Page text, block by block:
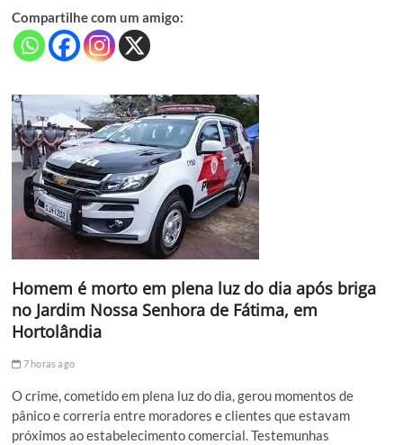
Compartilhe com um amigo:
Homem é morto em plena luz do dia após briga
no Jardim Nossa Senhora de Fátima, em
Hortolândia
7 horas ago
O crime, cometido em plena luz do dia, gerou momentos de
pânico e correria entre moradores e clientes que estavam
próximos ao estabelecimento comercial. Testemunhas